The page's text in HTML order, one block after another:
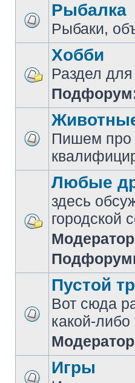
Рыбалка
Рыбаки,
Хобби
Раздел
Пишем про
Любые
здесь
городской
Пустой
Вот сюда
какой-
Игры